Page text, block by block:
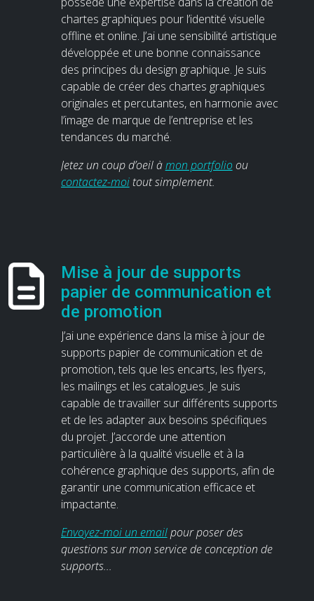
chartes graphiques pour l’identité visuelle
offline et online. J’ai une sensibilité artistique
développée et une bonne connaissance
des principes du design graphique. Je suis
capable de créer des chartes graphiques
originales et percutantes, en harmonie avec
l’image de marque de l’entreprise et les
tendances du marché.
Jetez un coup d’oeil àmon portfolioou
contactez-moitout simplement.
Mise à jour de supports
papier de communication et
de promotion
J’ai une expérience dans la mise à jour de
supports papier de communication et de
promotion, tels que les encarts, les flyers,
les mailings et les catalogues. Je suis
capable de travailler sur différents supports
et de les adapter aux besoins spécifiques
du projet. J’accorde une attention
particulière à la qualité visuelle et à la
cohérence graphique des supports, afin de
garantir une communication efficace et
impactante.
Envoyez-moi un emailpour poser des
questions sur mon service de conception de
supports...